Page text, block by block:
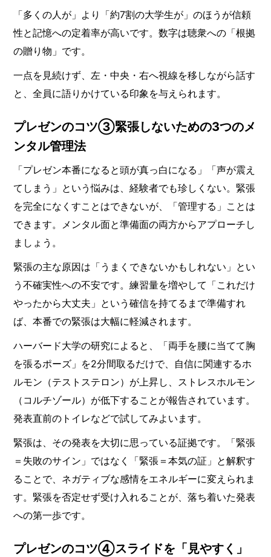
「多くの人が」より「約7割の大学生が」のほうが信頼
性と記憶への定着率が高いです。数字は聴衆への「根拠
の贈り物」です。
一点を見続けず、左・中央・右へ視線を移しながら話す
と、全員に語りかけている印象を与えられます。
プレゼンのコツ③緊張しないための3つのメ
ンタル管理法
「プレゼン本番になると頭が真っ白になる」「声が震え
てしまう」という悩みは、経験者でも珍しくない。緊張
を完全になくすことはできないが、「管理する」ことは
できます。メンタル面と準備面の両方からアプローチし
ましょう。
緊張の主な原因は「うまくできないかもしれない」とい
う不確実性への不安です。練習量を増やして「これだけ
やったから大丈夫」という確信を持てるまで準備すれ
ば、本番での緊張は大幅に軽減されます。
ハーバード大学の研究によると、「両手を腰に当てて胸
を張るポーズ」を2分間取るだけで、自信に関連するホ
ルモン（テストステロン）が上昇し、ストレスホルモン
（コルチゾール）が低下することが報告されています。
発表直前のトイレなどで試してみよいます。
緊張は、その発表を大切に思っている証拠です。「緊張
＝失敗のサイン」ではなく「緊張＝本気の証」と解釈す
ることで、ネガティブな感情をエネルギーに変えられま
す。緊張を否定せず受け入れることが、落ち着いた発表
への第一歩です。
プレゼンのコツ④スライドを「見やすく」